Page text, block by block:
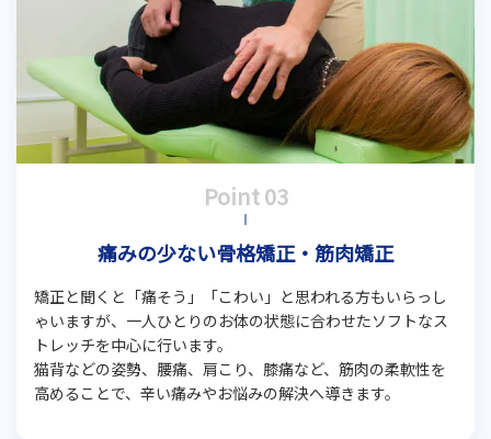
痛みの少ない骨格矯正・筋肉矯正
矯正と聞くと「痛そう」「こわい」と思われる方もいらっし
ゃいますが、一人ひとりのお体の状態に合わせたソフトなス
トレッチを中心に行います。
猫背などの姿勢、腰痛、肩こり、膝痛など、筋肉の柔軟性を
高めることで、辛い痛みやお悩みの解決へ導きます。